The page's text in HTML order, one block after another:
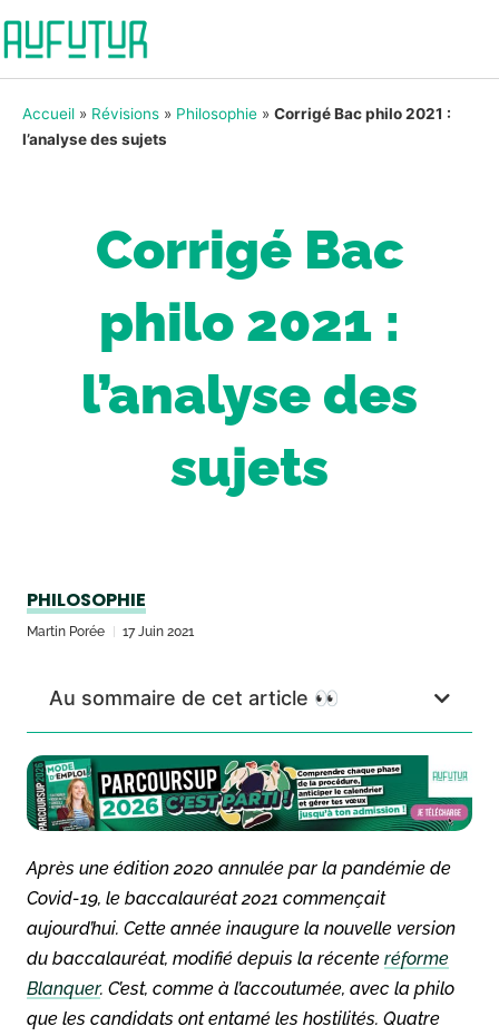
Accueil » Révisions » Philosophie » Corrigé Bac philo 2021 :
l’analyse des sujets
Corrigé Bac
philo 2021 :
l’analyse des
sujets
PHILOSOPHIE
Martin Porée 17 Juin 2021
Au sommaire de cet article 👀
Après une édition 2020 annulée par la pandémie de
Covid-19, le baccalauréat 2021 commençait
aujourd’hui. Cette année inaugure la nouvelle version
du baccalauréat, modifié depuis la récente réforme
Blanquer. C’est, comme à l’accoutumée, avec la philo
que les candidats ont entamé les hostilités. Quatre